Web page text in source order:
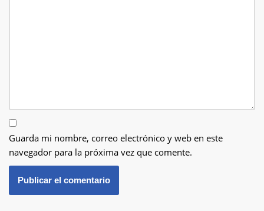
Guarda mi nombre, correo electrónico y web en este
navegador para la próxima vez que comente.